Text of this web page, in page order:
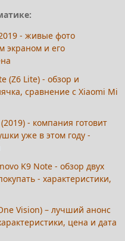
- живые фото
экраном и его
(Z6 Lite) - обзор и
сравнение с Xiaomi Mi
- компания готовит
уже в этом году -
K9 Note - обзор двух
- характеристики,
Vision) – лучший анонс
цена и дата